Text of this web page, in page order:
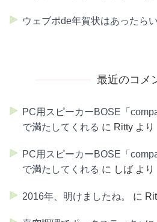
ウェブポde年賀状はあったら
最近のコメ
PC用スピーカーBOSE「
で満たしてくれる に Ritty より
PC用スピーカーBOSE「
で満たしてくれる に しば より
2016年、明けましたね。 に